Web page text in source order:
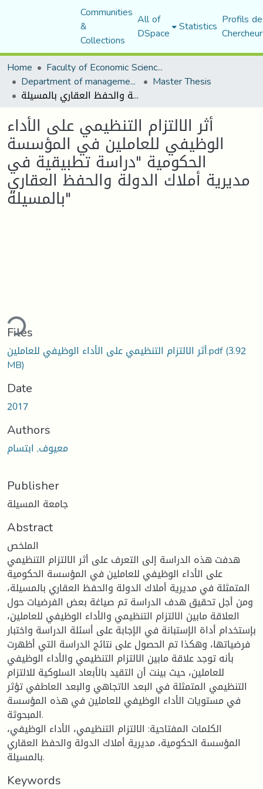
Communities
&
Collections
All of
DSpace Statistics Profils
Home
Faculty of Economic Sciences, Commerce and Management Sciences
Department of management sciences Master Thesis
أثر الالتزام التنظيمي على الأداء الوظيفي للعاملين في المؤسسة الحكومية "دراسة تطبيقية في مديرية أملاك الدولة والحفظ العقاري بالمسيلة"
أثر الالتزام التنظيمي على الأداء
الوظيفي للعاملين في المؤسسة
الحكومية "دراسة تطبيقية في
مديرية أملاك الدولة والحفظ العقاري
بالمسيلة"
Files
أثر الالتزام التنظيمي على الأداء الوظيفي للعاملين.pdf(3.92
MB)
Date
2017
Authors
معيوف, ابتسام
Publisher
جامعة المسيلة
Abstract
الملخص
هدفت هذه الدراسة إلى التعرف على أثر الالتزام التنظيمي
على الأداء الوظيفي للعاملين في المؤسسة الحكومية
المتمثلة في مديرية أملاك الدولة والحفظ العقاري بالمسيلة،
ومن أجل تحقيق هدف الدراسة تم صياغة بعض الفرضيات حول
العلاقة مابين الالتزام التنظيمي والأداء الوظيفي للعاملين،
بإستخدام أداة الإستبانة في الإجابة على أسئلة الدراسة واختبار
فرضياتها، وهكذا تم الحصول على نتائج الدراسة التي أظهرت
بأنه توجد علاقة مابين الالتزام التنظيمي والأداء الوظيفي
للعاملين، حيث بينت أن التقيد بالأبعاد السلوكية للالتزام
التنظيمي المتمثلة في البعد الاتجاهي والبعد العاطفي تؤثر
في مستويات الأداء الوظيفي للعاملين في هذه المؤسسة
المبحوثة.
الكلمات المفتاحية: الالتزام التنظيمي، الأداء الوظيفي،
المؤسسة الحكومية، مديرية أملاك الدولة والحفظ العقاري
بالمسيلة.
Keywords